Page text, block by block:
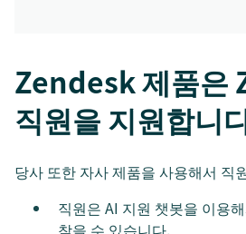
Zendesk 제품은
직원을 지원합니
당사 또한 자사 제품을 사용해서 직
직원은 AI 지원 챗봇을 이용
찾을 수 있습니다.